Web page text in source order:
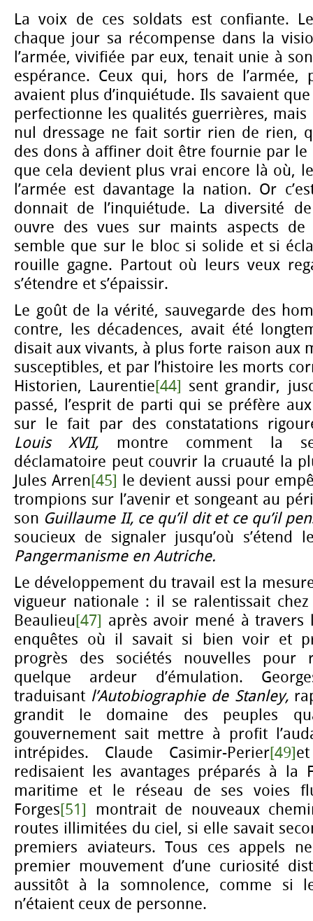
La voix de ces soldats est confiante.
chaque jour sa récompense dans la
l’armée, vivifiée par eux, tenait unie à
espérance. Ceux qui, hors de l’armée,
avaient plus d’inquiétude. Ils savaient
perfectionne les qualités guerrières, mais
nul dressage ne fait sortir rien de rien,
des dons à affiner doit être fournie par
que cela devient plus vrai encore là où,
l’armée est davantage la nation. Or
donnait de l’inquiétude. La diversité
ouvre des vues sur maints aspects
semble que sur le bloc si solide et si
rouille gagne. Partout où leurs veux
s’étendre et s’épaissir.
Le goût de la vérité, sauvegarde des
contre, les décadences, avait été
disait aux vivants, à plus forte raison aux
susceptibles, et par l’histoire les morts
Historien, Laurentie[44] sent grandir,
passé, l’esprit de parti qui se préfère
sur le fait par des constatations
LouisXVII, montre comment la
déclamatoire peut couvrir la cruauté la
Jules Arren[45] le devient aussi pour
trompions sur l’avenir et songeant au
son Guillaume II, ce qu’il dit et ce qu’il
soucieux de signaler jusqu’où
Pangermanisme en Autriche.
Le développement du travail est la
vigueur nationale : il se ralentissait
Beaulieu[47] après avoir mené à travers
enquêtes où il savait si bien voir et
progrès des sociétés nouvelles pour
quelque ardeur d’émulation.
traduisant l’Autobiographie de Stanley,
grandit le domaine des peuples
gouvernement sait mettre à profit
intrépides. Claude Casimir-Perier[49]
redisaient les avantages préparés à la
maritime et le réseau de ses voies
Forges[51]
montrait de nouveaux
routes illimitées du ciel, si elle savait
premiers aviateurs. Tous ces appels
premier mouvement d’une curiosité
aussitôt à la somnolence, comme si
n’étaient ceux de personne.